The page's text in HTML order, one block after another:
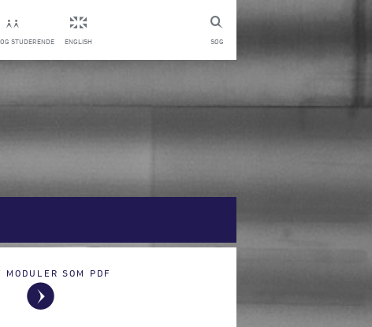
SØG
STUDERENDE ENGLISH
MODULER SOM PDF